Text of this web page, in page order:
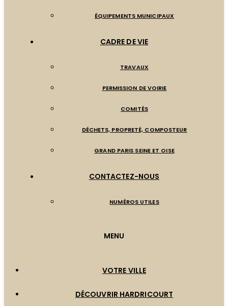
ÉQUIPEMENTS MUNICIPAUX
CADRE DE VIE
TRAVAUX
PERMISSION DE VOIRIE
COMITÉS
DÉCHETS, PROPRETÉ, COMPOSTEUR
GRAND PARIS SEINE ET OISE
CONTACTEZ-NOUS
NUMÉROS UTILES
MENU
VOTRE VILLE
DÉCOUVRIR HARDRICOURT